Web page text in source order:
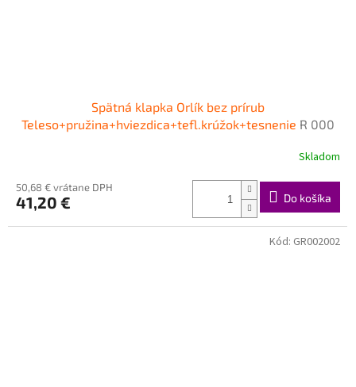
Spätná klapka Orlík bez prírub
Teleso+pružina+hviezdica+tefl.krúžok+tesnenie R 000
Skladom
50,68 € vrátane DPH
41,20 € Do košíka
Kód: GR002002